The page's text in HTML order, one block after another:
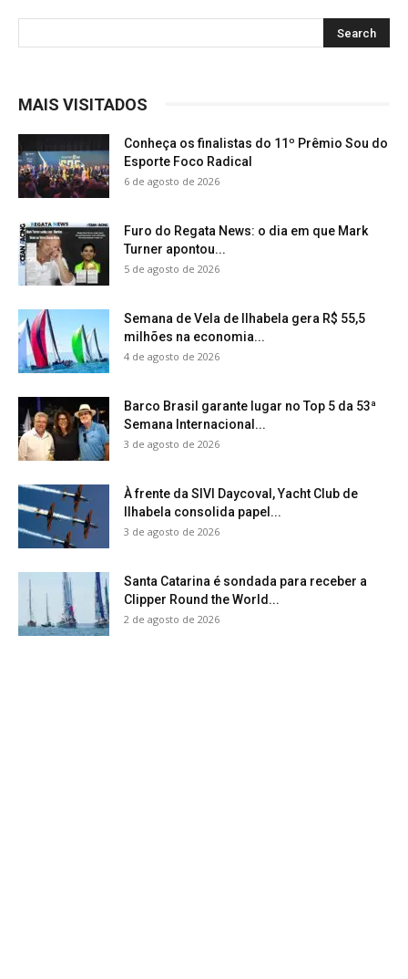
MAIS VISITADOS
Conheça os finalistas do 11º Prêmio Sou do
Esporte Foco Radical
6 de agosto de 2026
Furo do Regata News: o dia em que Mark
Turner apontou...
5 de agosto de 2026
Semana de Vela de Ilhabela gera R$ 55,5
milhões na economia...
4 de agosto de 2026
Barco Brasil garante lugar no Top 5 da 53ª
Semana Internacional...
3 de agosto de 2026
À frente da SIVI Daycoval, Yacht Club de
Ilhabela consolida papel...
3 de agosto de 2026
Santa Catarina é sondada para receber a
Clipper Round the World...
2 de agosto de 2026